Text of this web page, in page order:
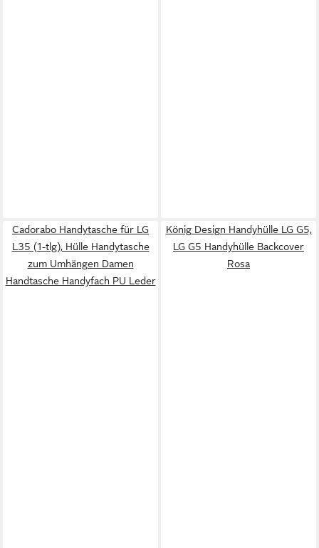
Cadorabo Handytasche für LG
L35 (1-tlg), Hülle Handytasche
zum Umhängen Damen
Handtasche Handyfach PU Leder
König Design Handyhülle LG G5,
LG G5 Handyhülle Backcover
Rosa